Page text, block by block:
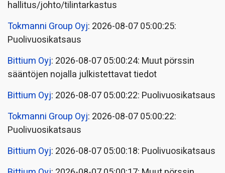
hallitus/johto/tilintarkastus
Tokmanni Group Oyj: 2026-08-07 05:00:25:
Puolivuosikatsaus
Bittium Oyj: 2026-08-07 05:00:24: Muut pörssin
sääntöjen nojalla julkistettavat tiedot
Bittium Oyj: 2026-08-07 05:00:22: Puolivuosikatsaus
Tokmanni Group Oyj: 2026-08-07 05:00:22:
Puolivuosikatsaus
Bittium Oyj: 2026-08-07 05:00:18: Puolivuosikatsaus